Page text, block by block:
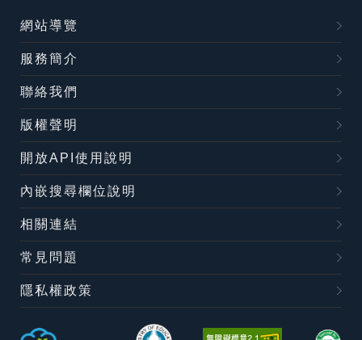
網站導覽
服務簡介
聯絡我們
版權聲明
開放API使用說明
內嵌搜尋欄位說明
相關連結
常見問題
隱私權政策